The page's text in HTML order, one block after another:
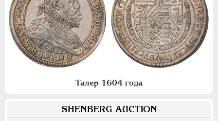
Талер 1604 года
SHENBERG AUCTION